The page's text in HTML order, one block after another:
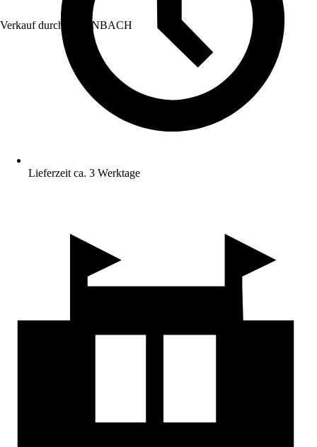
Verkauf durch: HORNBACH
Lieferzeit ca. 3 Werktage